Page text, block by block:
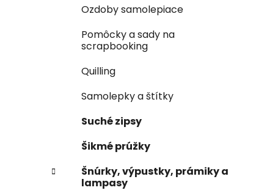
Ozdoby samolepiace
Pomôcky a sady na
scrapbooking
Quilling
Samolepky a štítky
Suché zipsy
Šikmé prúžky
Šnúrky, výpustky, prámiky a
lampasy